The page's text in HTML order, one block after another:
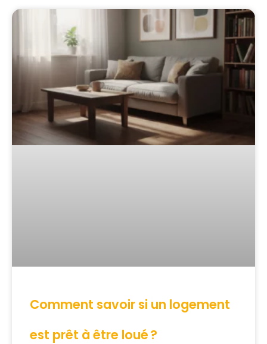
Comment savoir si un logement
est prêt à être loué ?